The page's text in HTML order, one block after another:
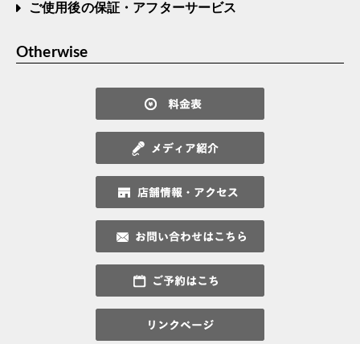
ご使用後の保証・アフターサービス
Otherwise